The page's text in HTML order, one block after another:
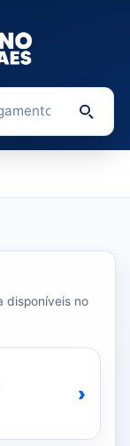
disponíveis no
›